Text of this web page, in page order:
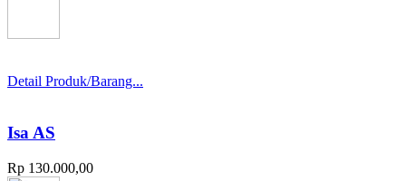
Detail Produk/Barang...
Isa AS
Rp 130.000,00